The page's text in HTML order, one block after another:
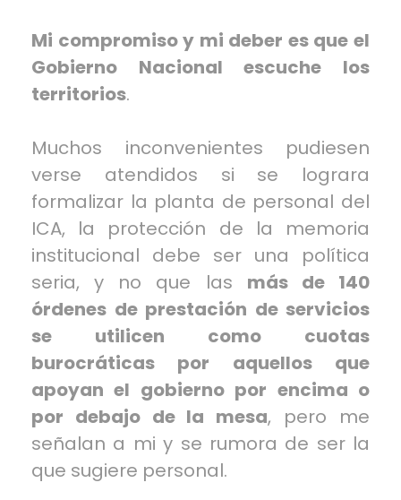
Mi compromiso y mi deber es que el
Gobierno Nacional escuche los
territorios.
Muchos inconvenientes pudiesen
verse atendidos si se lograra
formalizar la planta de personal del
ICA, la protección de la memoria
institucional debe ser una política
seria, y no que las más de 140
órdenes de prestación de servicios
se utilicen como cuotas
burocráticas por aquellos que
apoyan el gobierno por encima o
por debajo de la mesa, pero me
señalan a mi y se rumora de ser la
que sugiere personal.